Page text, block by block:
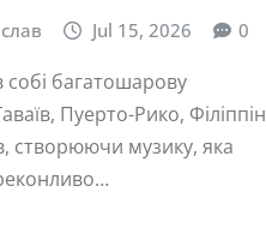
Jul 15, 2026 0
багатошарову
Пуерто-Рико, Філіппін
створюючи музику, яка